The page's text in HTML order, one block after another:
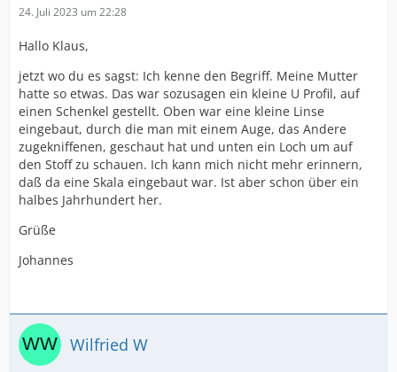
24. Juli 2023 um 22:28
Hallo Klaus,
jetzt wo du es sagst: Ich kenne den Begriff. Meine Mutter
hatte so etwas. Das war sozusagen ein kleine U Profil, auf
einen Schenkel gestellt. Oben war eine kleine Linse
eingebaut, durch die man mit einem Auge, das Andere
zugekniffenen, geschaut hat und unten ein Loch um auf
den Stoff zu schauen. Ich kann mich nicht mehr erinnern,
daß da eine Skala eingebaut war. Ist aber schon über ein
halbes Jahrhundert her.
Grüße
Johannes
Wilfried W